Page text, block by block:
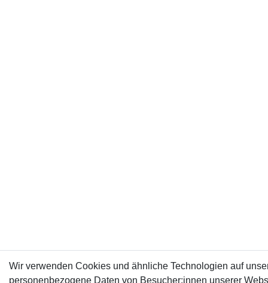
Wir verwenden Cookies und ähnliche Technologien auf
personenbezogene Daten von Besucher:innen unserer